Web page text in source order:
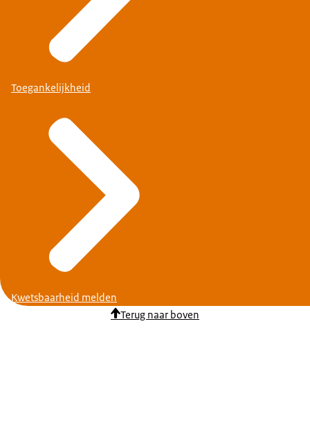
Toegankelijkheid
Kwetsbaarheid melden
Terug naar boven